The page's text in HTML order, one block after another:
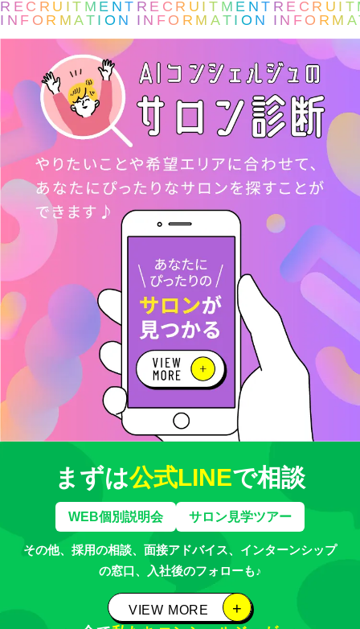
RECRUITMENT
INFORMATION
RECRUITMENT
INFORMATION
まずは公式LINEで相談
WEB個別説明会 サロン見学ツアー
その他、採用の相談、面接アドバイス、インターンシップ
の窓口、
入社後のフォローも♪
VIEW MORE